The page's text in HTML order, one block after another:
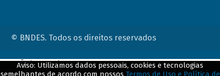
© BNDES. Todos os direitos reservados
Aviso: Utilizamos dados pessoais, cookies e tecnologias
semelhantes de acordo com nossos Termos de Uso e Política de
ConteÃºdo complementar